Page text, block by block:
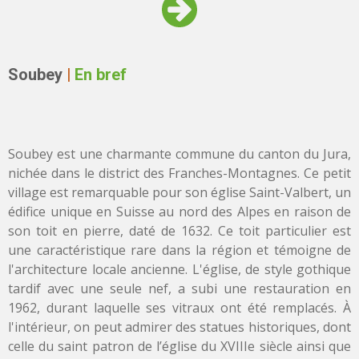
Soubey | En bref
Soubey est une charmante commune du canton du Jura,
nichée dans le district des Franches-Montagnes. Ce petit
village est remarquable pour son église Saint-Valbert, un
édifice unique en Suisse au nord des Alpes en raison de
son toit en pierre, daté de 1632. Ce toit particulier est
une caractéristique rare dans la région et témoigne de
l'architecture locale ancienne. L'église, de style gothique
tardif avec une seule nef, a subi une restauration en
1962, durant laquelle ses vitraux ont été remplacés. À
l'intérieur, on peut admirer des statues historiques, dont
celle du saint patron de l’église du XVIIIe siècle ainsi que